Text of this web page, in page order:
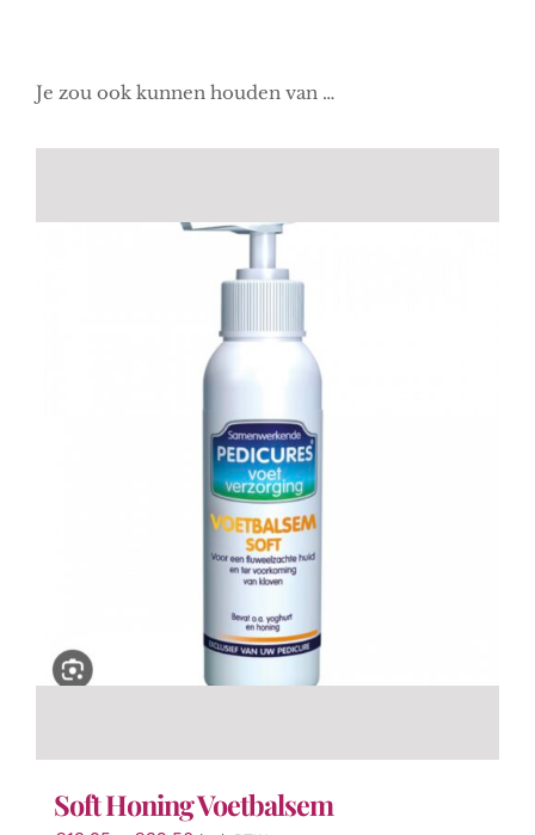
Je zou ook kunnen houden van …
Soft Honing Voetbalsem